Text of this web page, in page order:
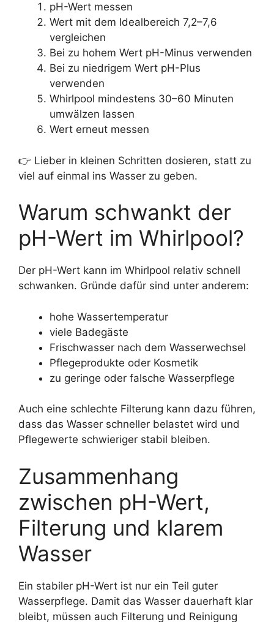
pH-Wert messen
Wert mit dem Idealbereich 7,2–7,6
vergleichen
Bei zu hohem Wert pH-Minus verwenden
Bei zu niedrigem Wert pH-Plus
verwenden
Whirlpool mindestens 30–60 Minuten
umwälzen lassen
Wert erneut messen
👉 Lieber in kleinen Schritten dosieren, statt zu
viel auf einmal ins Wasser zu geben.
Warum schwankt der
pH-Wert im Whirlpool?
Der pH-Wert kann im Whirlpool relativ schnell
schwanken. Gründe dafür sind unter anderem:
hohe Wassertemperatur
viele Badegäste
Frischwasser nach dem Wasserwechsel
Pflegeprodukte oder Kosmetik
zu geringe oder falsche Wasserpflege
Auch eine schlechte Filterung kann dazu führen,
dass das Wasser schneller belastet wird und
Pflegewerte schwieriger stabil bleiben.
Zusammenhang
zwischen pH-Wert,
Filterung und klarem
Wasser
Ein stabiler pH-Wert ist nur ein Teil guter
Wasserpflege. Damit das Wasser dauerhaft klar
bleibt, müssen auch Filterung und Reinigung